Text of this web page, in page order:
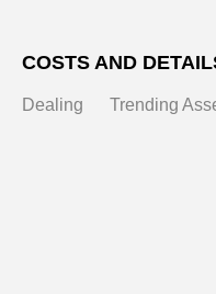
COSTS AND
Dealing Trending